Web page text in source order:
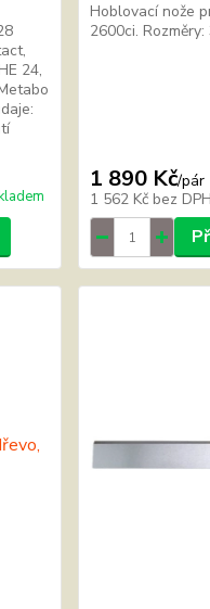
24,
Hoblovací nože
2600ci.
1 890 Kč/pár
1 562 Kč bez DPH